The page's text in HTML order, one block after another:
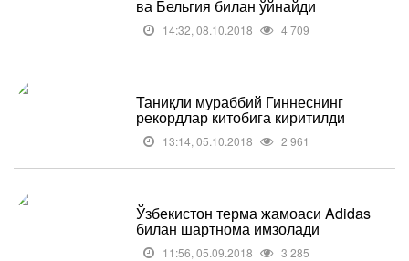
ва Бельгия билан ўйнайди
14:32, 08.10.2018 4 709
Таниқли мураббий Гиннеснинг
рекордлар китобига киритилди
13:14, 05.10.2018 2 961
Ўзбекистон терма жамоаси Adidas
билан шартнома имзолади
11:56, 05.09.2018 3 285